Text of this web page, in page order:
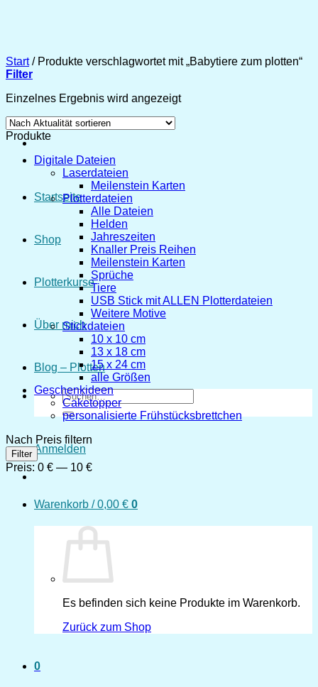
Startseite
Shop
Plotterkurse
Über mich
Blog – Plotten
Suchen
nach:
Anmelden
Warenkorb /0,00 € 0
Es befinden sich keine Produkte im Warenkorb.
Zurück zum Shop
0
Start /Produkte verschlagwortet mit „Babytiere zum plotten“
Filter
Einzelnes Ergebnis wird angezeigt
Produkte
Digitale Dateien
Laserdateien
Meilenstein Karten
Plotterdateien
Alle Dateien
Helden
Jahreszeiten
Knaller Preis Reihen
Meilenstein Karten
Sprüche
Tiere
USB Stick mit ALLEN Plotterdateien
Weitere Motive
Stickdateien
10 x 10 cm
13 x 18 cm
15 x 24 cm
alle Größen
Geschenkideen
Caketopper
personalisierte Frühstücksbrettchen
Nach Preis filtern
Min.
Preis
Max.
Preis
Filter
Preis: 0 € — 10 €